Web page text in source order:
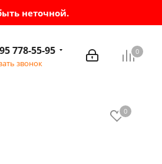
неточной.
0
0
778-55-95
звонок